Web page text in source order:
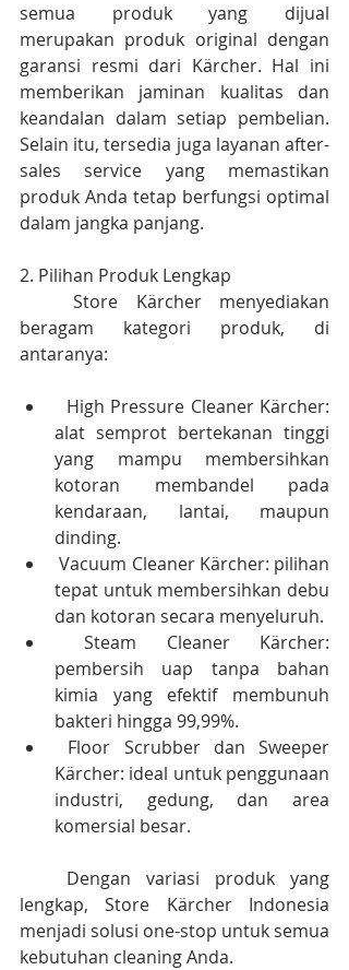
semua produk yang dijual
merupakan produk original dengan
garansi resmi dari Kärcher. Hal ini
memberikan jaminan kualitas dan
keandalan dalam setiap pembelian.
Selain itu, tersedia juga layanan after-
sales service yang memastikan
produk Anda tetap berfungsi optimal
dalam jangka panjang.
2. Pilihan Produk Lengkap
   Store Kärcher menyediakan
beragam kategori produk, di
antaranya:
alat semprot bertekanan tinggi
yang mampu membersihkan
kotoran membandel pada
kendaraan, lantai, maupun
dinding.
Vacuum Cleaner Kärcher: pilihan
tepat untuk membersihkan debu
dan kotoran secara menyeluruh.
Steam Cleaner Kärcher:
pembersih uap tanpa bahan
kimia yang efektif membunuh
bakteri hingga 99,99%.
Kärcher: ideal untuk penggunaan
industri, gedung, dan area
komersial besar.
lengkap, Store Kärcher Indonesia
menjadi solusi one-stop untuk semua
kebutuhan cleaning Anda.